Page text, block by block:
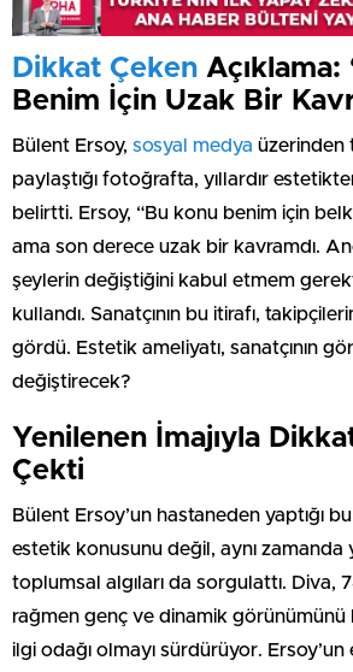
Dikkat Çeken
Benim İçin Uzak Bir
Bülent Ersoy, sosyal medya üzerinden
paylaştığı fotoğrafta, yıllardır
belirtti. Ersoy, “Bu konu benim için
ama son derece uzak bir kavramdı.
şeylerin değiştiğini kabul etmem
kullandı. Sanatçının bu itirafı,
gördü. Estetik ameliyatı, sanatçının
değiştirecek?
Yenilenen İmajıyla
Çekti
Bülent Ersoy’un hastaneden yaptığı
estetik konusunu değil, aynı zamanda
toplumsal algıları da sorgulattı. Diva,
rağmen genç ve dinamik görünümünü
ilgi odağı olmayı sürdürüyor. Ersoy’un